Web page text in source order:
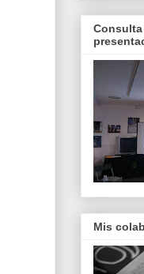
Mis